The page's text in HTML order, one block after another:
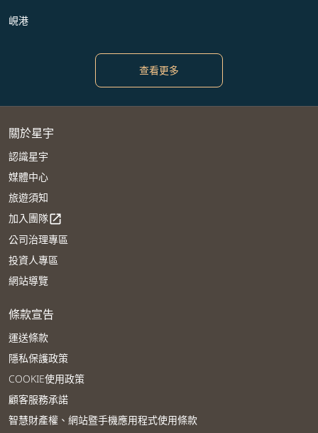
峴港
查看更多
關於星宇
認識星宇
媒體中心
旅遊須知
加入團隊open_in_new
公司治理專區
投資人專區
網站導覽
條款宣告
運送條款
隱私保護政策
COOKIE使用政策
顧客服務承諾
智慧財產權、網站暨手機應用程式使用條款